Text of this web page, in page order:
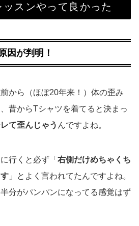
スンやって良かった
因が判明！
から（ほぼ20年来！）体の歪み
昔からTシャツを着てると決まっ
て歪んじゃう んですよね。
行くと必ず「 右側だけめちゃくち
」とよく言われてたんですよね。
分がパンパンになってる感覚はず